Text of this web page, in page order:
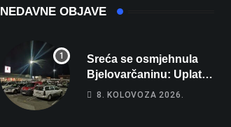
prvenstva
NEDAVNE OBJAVE
Sreća se osmjehnula
Bjelovarčaninu: Uplatio
samo 4 eura, a osvojio
8. KOLOVOZA 2026.